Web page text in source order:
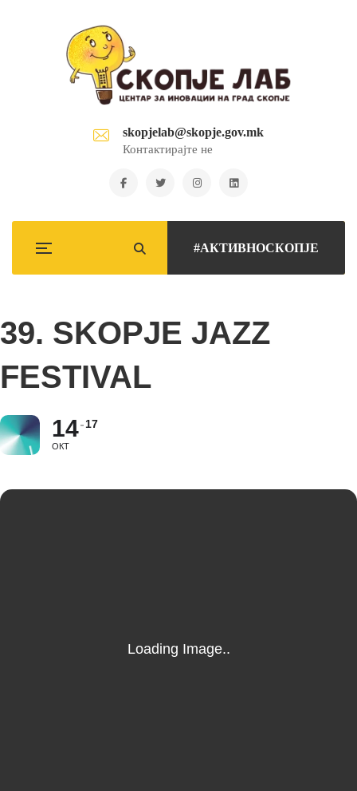
skopjelab@skopje.gov.mk
Контактирајте не
#АКТИВНОСКОПЈЕ
39. SKOPJE JAZZ
FESTIVAL
14
ОКТ
17